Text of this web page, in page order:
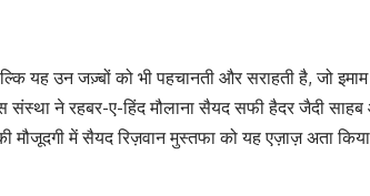
यह उन जज़्बों को भी पहचानती और सराहती है, जो
ने रहबर-ए-हिंद मौलाना सैयद सफी हैदर जैदी
मौजूदगी में सैयद रिज़वान मुस्तफा को यह एज़ाज़ अता